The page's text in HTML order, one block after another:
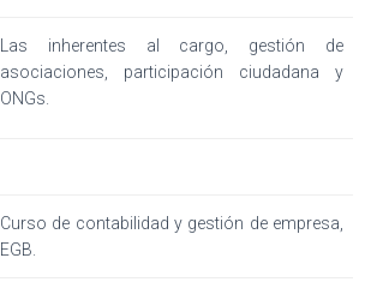
Las inherentes al cargo, gestión de
asociaciones, participación ciudadana y
ONGs.
Curso de contabilidad y gestión de empresa,
EGB.